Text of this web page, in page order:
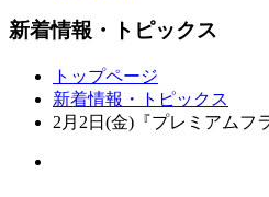
新着情報・トピックス
トップページ
新着情報・トピックス
2月2日(金)『プレミアムフ